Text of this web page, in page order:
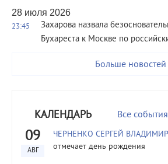
28 июля 2026
23:45
Захарова назвала
Бухареста к Москве по
Больше новостей
КАЛЕНДАРЬ Все события
09
АВГ
ЧЕРНЕНКО СЕРГЕЙ
отмечает день рождения